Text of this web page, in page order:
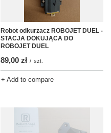
Robot odkurzacz ROBOJET DUEL -
STACJA DOKUJĄCA DO
ROBOJET DUEL
89,00 zł / szt.
+ Add to compare